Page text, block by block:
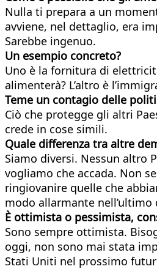
Nulla ti prepara a un
avviene, nel dettaglio, era
Sarebbe ingenuo.
Un esempio concreto?
Uno è la fornitura di
alimenterà? L’altro è
Teme un contagio delle
Ciò che protegge gli altri
crede in cose simili.
Quale differenza tra altre
Siamo diversi. Nessun altro
vogliamo che accada. Non
ringiovanire quelle che
modo allarmante
È ottimista o pessimista,
Sono sempre ottimista.
oggi, non sono mai stata
Stati Uniti nel prossimo